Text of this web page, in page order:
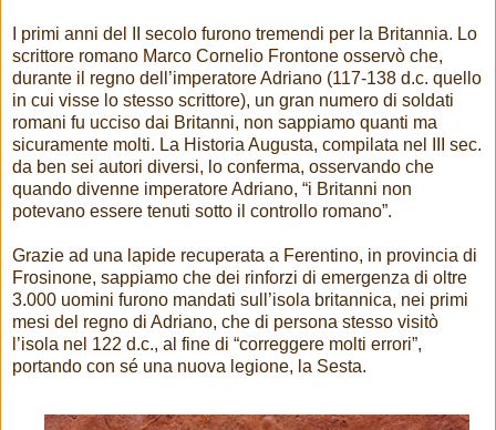
I primi anni del II secolo furono tremendi per la Britannia. Lo
scrittore romano Marco Cornelio Frontone osservò che,
durante il regno dell’imperatore Adriano (117-138 d.c. quello
in cui visse lo stesso scrittore), un gran numero di soldati
romani fu ucciso dai Britanni, non sappiamo quanti ma
sicuramente molti. La Historia Augusta, compilata nel III sec.
da ben sei autori diversi, lo conferma, osservando che
quando divenne imperatore Adriano, “i Britanni non
potevano essere tenuti sotto il controllo romano”.
Grazie ad una lapide recuperata a Ferentino, in provincia di
Frosinone, sappiamo che dei rinforzi di emergenza di oltre
3.000 uomini furono mandati sull’isola britannica, nei primi
mesi del regno di Adriano, che di persona stesso visitò
l’isola nel 122 d.c., al fine di “correggere molti errori”,
portando con sé una nuova legione, la Sesta.